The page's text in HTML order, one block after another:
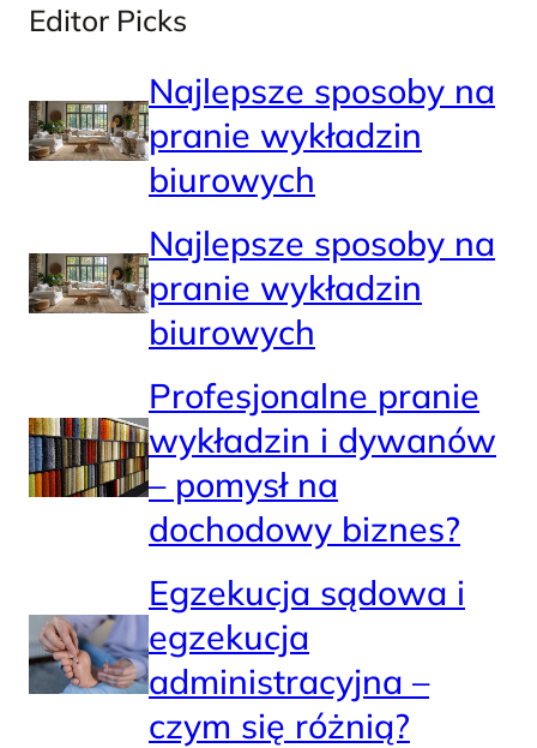
Editor Picks
Najlepsze sposoby na
pranie wykładzin
biurowych
Najlepsze sposoby na
pranie wykładzin
biurowych
Profesjonalne pranie
wykładzin i dywanów
– pomysł na
dochodowy biznes?
Egzekucja sądowa i
egzekucja
administracyjna –
czym się różnią?